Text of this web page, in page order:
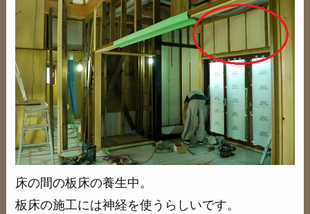
床の間の板床の養生中。
板床の施工には神経を使うらしいです。